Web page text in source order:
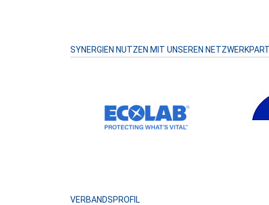
SYNERGIEN NUTZEN MIT UNSEREN
VERBANDSPROFIL